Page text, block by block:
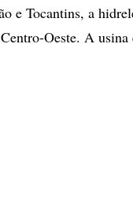
e Tocantins, a
Oeste. A usina